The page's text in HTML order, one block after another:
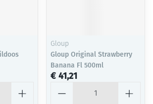
Gloup
Gloup Original Strawberry
Banana Fl 500ml
€ 41,21